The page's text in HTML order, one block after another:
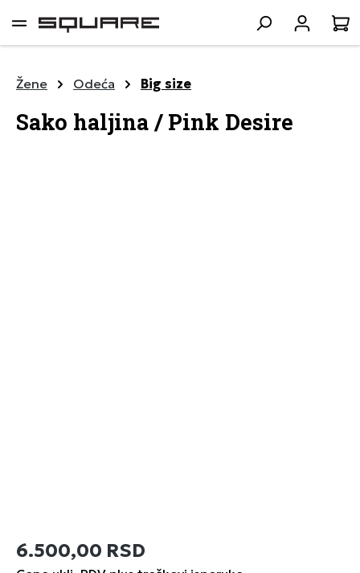
sadržaj
Žene Odeća Big size
Sako haljina / Pink Desire
6.500,00 RSD